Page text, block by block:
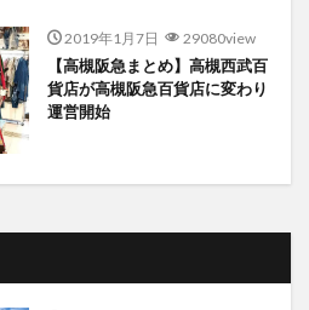
2019年1月7日 29080view
【高槻阪急まとめ】高槻西武百
貨店が高槻阪急百貨店に変わり
運営開始